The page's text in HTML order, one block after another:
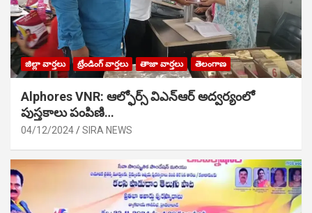
జిల్లా వార్తలు ట్రేండింగ్ వార్తలు తాజా వార్తలు తెలంగాణ
Alphores VNR: ఆల్ఫోర్స్ విఎన్ఆర్ అద్వర్యంలో
పుస్తకాలు పంపిణి…
04/12/2024 SIRA NEWS